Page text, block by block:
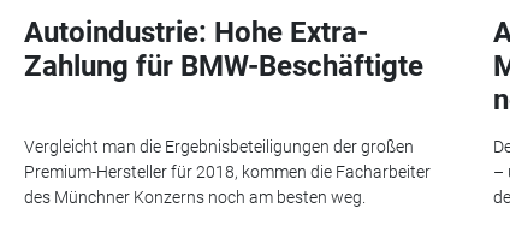
Autoindustrie: Hohe Extra-
Zahlung für BMW-Beschäftigte
Vergleicht man die Ergebnisbeteiligungen der großen
Premium-Hersteller für 2018, kommen die Facharbeiter
des Münchner Konzerns noch am besten weg.
–